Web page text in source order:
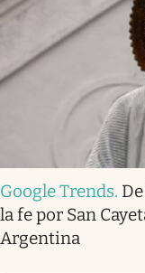
Google Trends.
la fe por San
Argentina